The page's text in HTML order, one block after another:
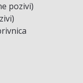
pozivi)